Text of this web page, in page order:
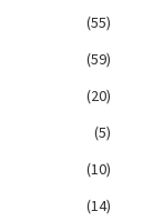
(55)
(59)
(20)
(5)
(10)
(14)